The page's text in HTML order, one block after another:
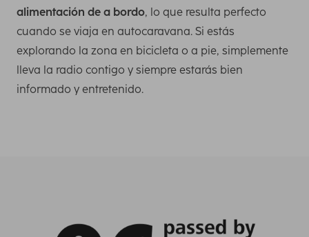
alimentación de a bordo, lo que resulta perfecto
cuando se viaja en autocaravana. Si estás
explorando la zona en bicicleta o a pie, simplemente
lleva la radio contigo y siempre estarás bien
informado y entretenido.